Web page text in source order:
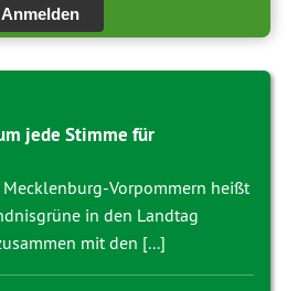
Anmelden
jede Stimme für
Vorpommern heißt
in den Landtag
mit den [...]